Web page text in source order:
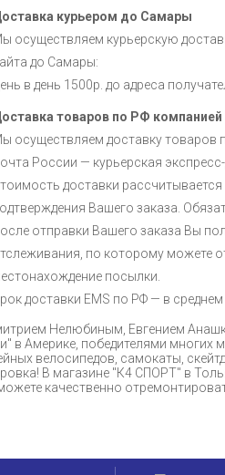
курьером до Самары
осуществляем курьерскую
до Самары:
в день 1500р. до адреса
товаров по РФ компанией
осуществляем доставку товаров
России — курьерская экспресс-
доставки
Вашего заказа.
отправки Вашего заказа Вы
по которому можете
посылки.
доставки EMS по РФ — в среднем
Нелюбиным, Евгением
в Америке, победителями многих
велосипедов, самокаты,
В магазине "К4 СПОРТ" в
качественно